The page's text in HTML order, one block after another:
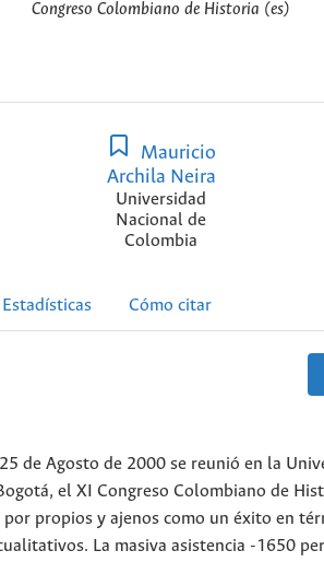
Congreso Colombiano de Historia (es)
Mauricio
Archila Neira
Universidad
Nacional de
Colombia
Estadísticas Cómo citar
de Agosto de 2000 se reunió en la
el XI Congreso Colombiano de
por propios y ajenos como un éxito en
La masiva asistencia -1650